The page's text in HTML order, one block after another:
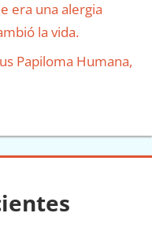
era una alergia
la vida.
Papiloma Humana,